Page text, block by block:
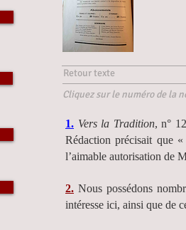
Retour texte
Cliquez sur le numéro de la
1. Vers la Tradition, n°
Rédaction précisait que
l’aimable autorisation de
2. Nous possédons
intéresse ici, ainsi que de